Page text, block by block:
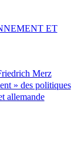
Merz
» des politiques
allemande
ET